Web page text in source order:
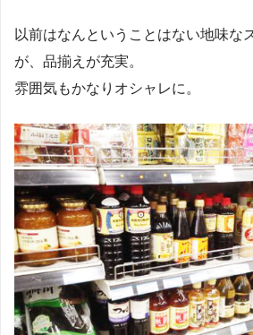
以前はなんということはない地味な
が、品揃えが充実。
雰囲気もかなりオシャレに。